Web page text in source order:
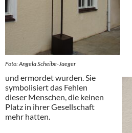
Foto: Angela Scheibe-Jaeger
und ermordet wurden. Sie
symbolisiert das Fehlen
dieser Menschen, die keinen
Platz in ihrer Gesellschaft
mehr hatten.